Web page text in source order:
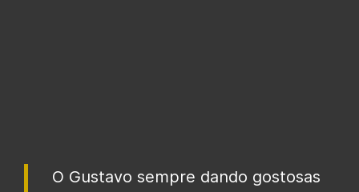
O Gustavo sempre dando gostosas